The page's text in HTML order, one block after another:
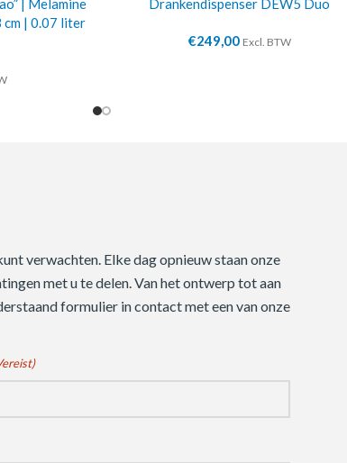
| Melamine
cm | 0.07 liter
Drankendispenser DEW5 Duo
€249,00 Excl. BTW
verwachten. Elke dag opnieuw staan onze
met u te delen. Van het ontwerp tot aan
formulier in contact met een van onze